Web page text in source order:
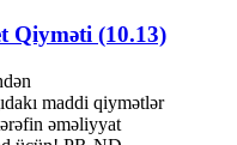
Qiyməti (10.13)
maddi qiymətlər
əməliyyat